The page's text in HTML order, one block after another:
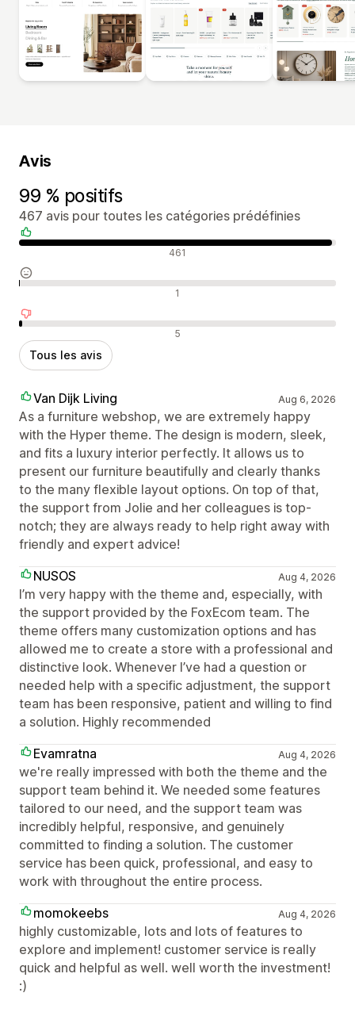
Avis
99 % positifs
467 avis pour toutes les catégories prédéfinies
Avis positifs 461
Avis neutres 1
Avis négatifs 5
Tous les avis
Van Dijk Living Aug 6, 2026
As a furniture webshop, we are extremely happy
with the Hyper theme. The design is modern, sleek,
and fits a luxury interior perfectly. It allows us to
present our furniture beautifully and clearly thanks
to the many flexible layout options. On top of that,
the support from Jolie and her colleagues is top-
notch; they are always ready to help right away with
friendly and expert advice!
NUSOS
Aug 4, 2026
I’m very happy with the theme and, especially, with
the support provided by the FoxEcom team. The
theme offers many customization options and has
allowed me to create a store with a professional and
distinctive look. Whenever I’ve had a question or
needed help with a specific adjustment, the support
team has been responsive, patient and willing to find
a solution. Highly recommended
Evamratna
Aug 4, 2026
we're really impressed with both the theme and the
support team behind it. We needed some features
tailored to our need, and the support team was
incredibly helpful, responsive, and genuinely
committed to finding a solution. The customer
service has been quick, professional, and easy to
work with throughout the entire process.
momokeebs
Aug 4, 2026
highly customizable, lots and lots of features to
explore and implement! customer service is really
quick and helpful as well. well worth the investment!
:)